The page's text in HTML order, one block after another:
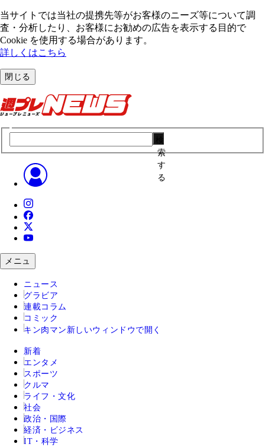
当サイトでは当社の提携先等がお客様のニーズ等について調
査・分析したり、お客様にお勧めの広告を表⽰する⽬的で
Cookie を使⽤する場合があります。
詳しくはこちら
閉じる
索
す
る
メニュ
ニュース
グラビア
連載コラム
コミック
キン肉マン 新しいウィンドウで開く
新着
エンタメ
スポーツ
クルマ
ライフ・文化
社会
政治・国際
経済・ビジネス
IT・科学